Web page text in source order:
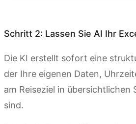
Schritt 2: Lassen Sie AI Ihr
Die KI erstellt sofort eine
der Ihre eigenen Daten,
am Reiseziel in
sind.